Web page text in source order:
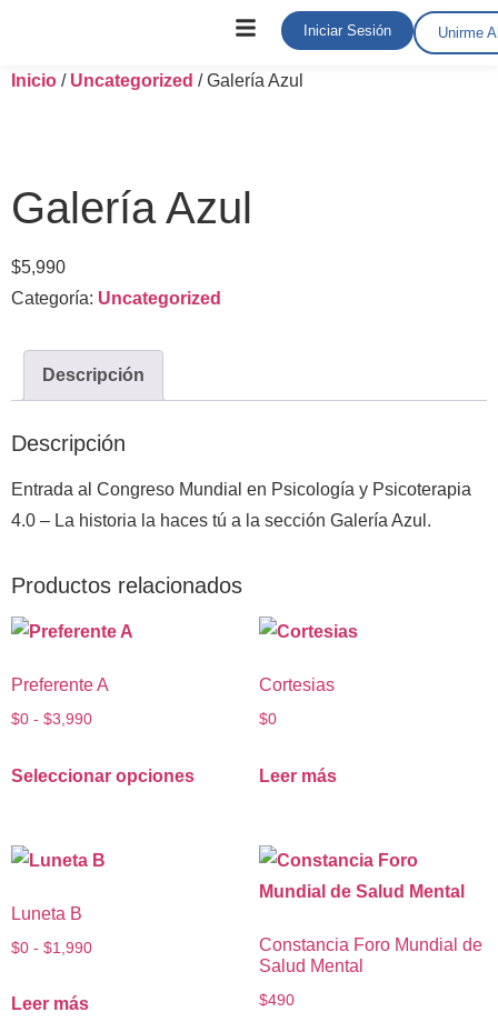
Iniciar Sesión Unirme
Inicio / Uncategorized / Galería Azul
Galería Azul
$5,990
Categoría: Uncategorized
Descripción
Descripción
Entrada al Congreso Mundial en Psicología y Psicoterapia
4.0 – La historia la haces tú a la sección Galería Azul.
Productos relacionados
Preferente A
$0 - $3,990
Seleccionar opciones
Cortesias
$0
Leer más
Luneta B
$0 - $1,990
Leer más
Constancia Foro Mundial de
Salud Mental
$490